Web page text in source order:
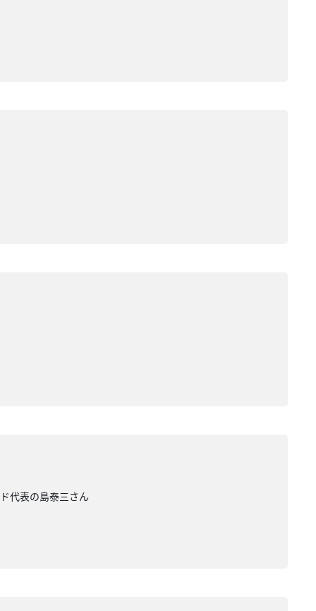
代表の島泰三さん